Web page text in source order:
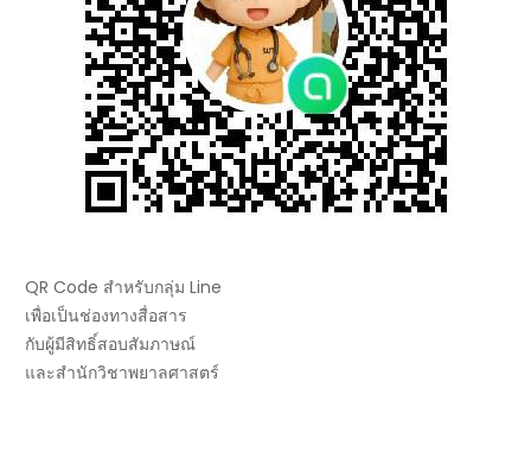
QR Code สำหรับกลุ่ม Line
เพื่อเป็นช่องทางสื่อสาร
กับผู้มีสิทธิ์สอบสัมภาษณ์
และสำนักวิชาพยาลศาสตร์